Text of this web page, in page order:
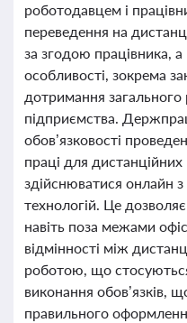
роботодавцем і
переведення на
за згодою працівника,
особливості, зокрема
дотримання
підприємства.
обов’язковості
праці для
здійснюватися онлайн
технологій. Це
навіть поза межами
відмінності між
роботою, що
виконання обов’язків,
правильного